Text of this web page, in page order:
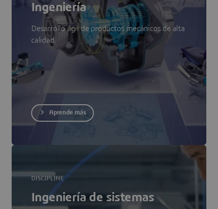
Ingeniería
Desarrollo ágil de productos mecánicos de alta
calidad
Aprende más
DISCIPLINE
Ingeniería de sistemas